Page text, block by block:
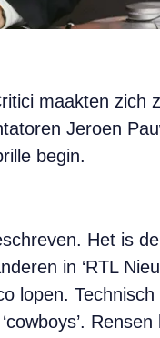
maakten zich
Jeroen
begin.
Het is
in ‘RTL
lopen.